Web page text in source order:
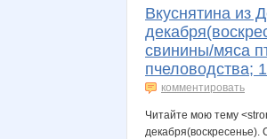
Вкуснятина из
свинины/мяса
пчеловодства;
комментировать
Читайте мою тему